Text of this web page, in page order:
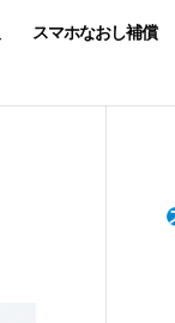
スマホなおし補償